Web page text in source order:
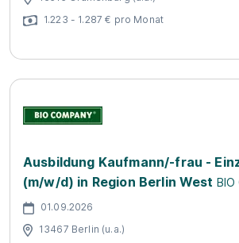
1.223 - 1.287 € pro Monat
Ausbildung Kaufmann/-frau -
(m/w/d) in Region Berlin West BIO
01.09.2026
13467 Berlin (u.a.)